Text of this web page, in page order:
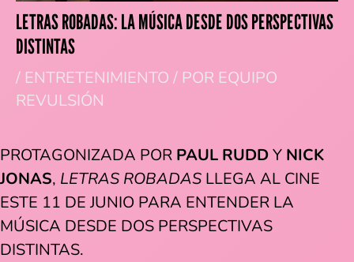
LETRAS ROBADAS: LA MÚSICA DESDE DOS PERSPECTIVAS
DISTINTAS
/ ENTRETENIMIENTO / POR EQUIPO
REVULSIÓN
PROTAGONIZADA POR PAUL RUDDY NICK
JONAS, LETRAS ROBADAS LLEGA AL CINE
ESTE 11 DE JUNIO PARA ENTENDER LA
MÚSICA DESDE DOS PERSPECTIVAS
DISTINTAS.